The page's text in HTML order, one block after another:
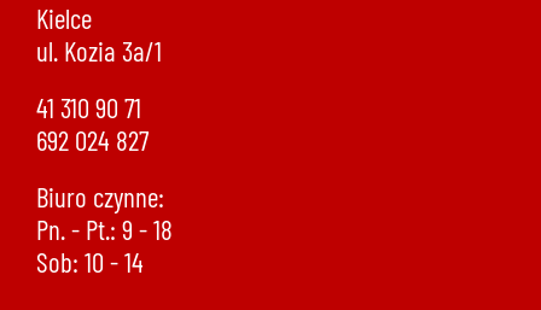
Kielce
ul. Kozia 3a/1
41 310 90 71
692 024 827
Biuro czynne:
Pn. - Pt.: 9 - 18
Sob: 10 - 14